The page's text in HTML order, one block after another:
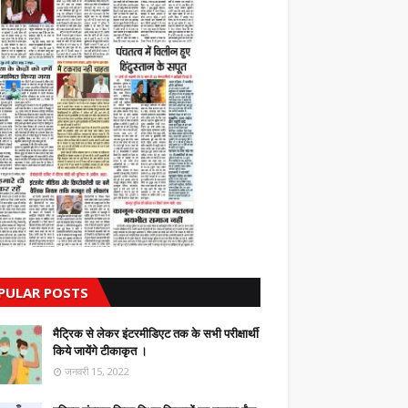
POSTS
मैट्रिक से लेकर इंटरमीडिएट तक के सभी परीक्षार्थी
किये जायेंगे टीकाकृत ।
जनवरी 15, 2022